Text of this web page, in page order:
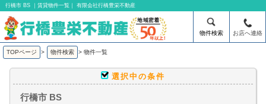
行橋市 BS ｜賃貸物件一覧｜ 有限会社行橋豊栄不動産
物件検索 お店へ連絡
TOPページ > 物件検索 > 物件一覧
選択中の条件
行橋市 BS